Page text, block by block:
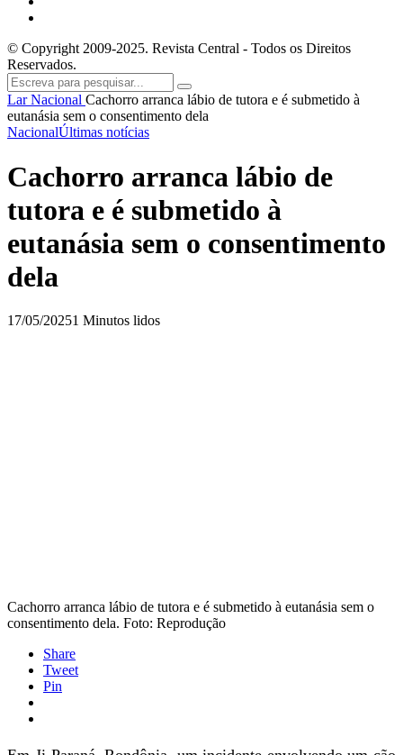
© Copyright 2009-2025. Revista Central - Todos os Direitos
Reservados.
LarNacional Cachorro arranca lábio de tutora e é submetido à
eutanásia sem o consentimento dela
NacionalÚltimas notícias
Cachorro arranca lábio de
tutora e é submetido à
eutanásia sem o consentimento
dela
17/05/20251 Minutos lidos
Cachorro arranca lábio de tutora e é submetido à eutanásia sem o
consentimento dela. Foto: Reprodução
Share
Tweet
Pin